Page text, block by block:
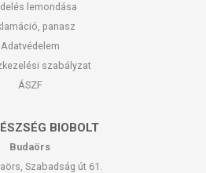
lemondása
panasz
Adatvédelem
szabályzat
ÁSZF
BIOBOLT
Budaörs
Szabadság út 61.